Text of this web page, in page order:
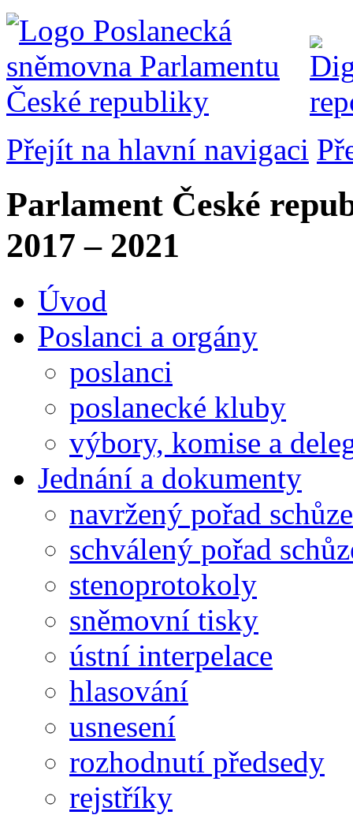
Přejít na hlavní navigaci
Parlament České
2017 – 2021
Úvod
Poslanci a orgány
poslanci
poslanecké kluby
výbory, komise a
Jednání a dokumenty
navržený pořad schůze
schválený pořad
stenoprotokoly
sněmovní tisky
ústní interpelace
hlasování
usnesení
rozhodnutí předsedy
rejstříky